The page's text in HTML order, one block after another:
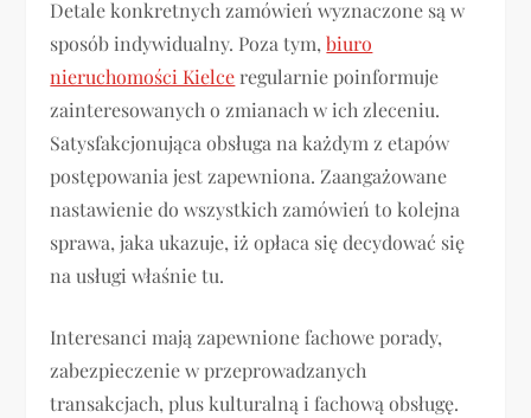
Detale konkretnych zamówień wyznaczone są w
sposób indywidualny. Poza tym,biuro
nieruchomości Kielceregularnie poinformuje
zainteresowanych o zmianach w ich zleceniu.
Satysfakcjonująca obsługa na każdym z etapów
postępowania jest zapewniona. Zaangażowane
nastawienie do wszystkich zamówień to kolejna
sprawa, jaka ukazuje, iż opłaca się decydować się
na usługi właśnie tu.
Interesanci mają zapewnione fachowe porady,
zabezpieczenie w przeprowadzanych
transakcjach, plus kulturalną i fachową obsługę.